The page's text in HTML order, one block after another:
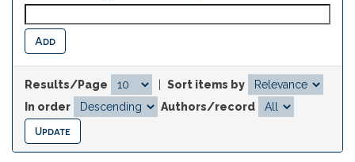
Results/Page
Sort items by
In order
Authors/record